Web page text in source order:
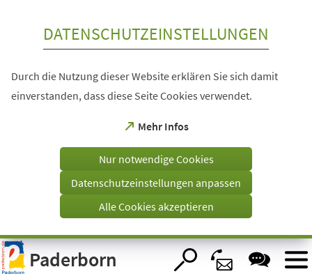
Visuelle
Assistenzsoftware
öffnen.
DATENSCHUTZEINSTELLUNGEN
Durch die Nutzung dieser Website erklären Sie sich damit
einverstanden, dass diese Seite Cookies verwendet.
Mehr Infos
(Öffnet
einem
Tab)
Nur notwendige Cookies
Datenschutzeinstellungen anpassen
Alle Cookies akzeptieren
Paderborn